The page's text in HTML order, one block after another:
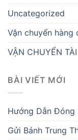
Uncategorized
Vận chuyển hàng
VẬN CHUYỂN
BÀI VIẾT MỚI
Hướng Dẫn Đóng
Gửi Bánh Trung